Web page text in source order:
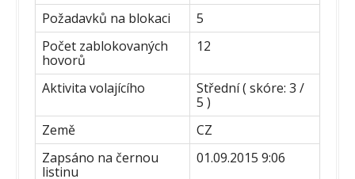
Požadavků na blokaci
5
Počet zablokovaných
hovorů
12
Aktivita volajícího
Střední ( skóre: 3 /
5 )
Země
CZ
Zapsáno na černou
listinu
01.09.2015 9:06